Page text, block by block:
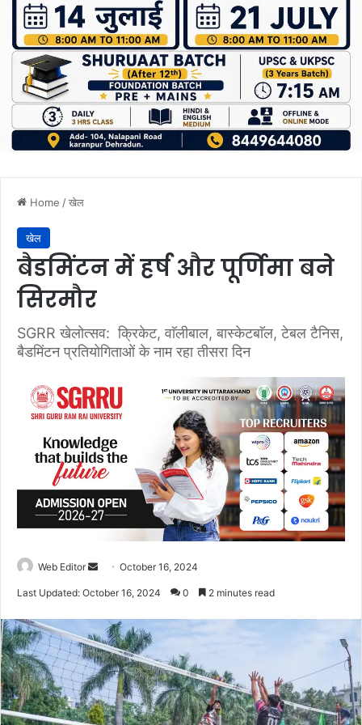
Home /खेल
खेल
बैडमिंटन में हर्ष और पूर्णिमा बने
सिरमौर
SGRR खेलोत्सव: क्रिकेट, वाॅलीबाल, बास्केटबाॅल, टेबल टैनिस,
बैडमिंटन प्रतियोगिताओं के नाम रहा तीसरा दिन
Web Editor
a
n
e
m
a
October 16, 2024
Last Updated: October 16, 2024 0 2 minutes read